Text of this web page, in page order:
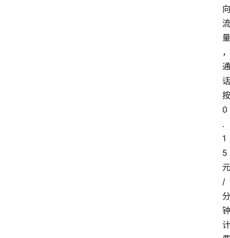
向
流
量
，
通
话
按
0
.
1
5
元
/
分
钟
计